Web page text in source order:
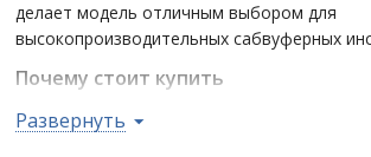
делает модель отличным выбором для
высокопроизводительных сабвуферных
Почему стоит купить
Высокая мощность до 1050 Вт RMS при
Развернуть